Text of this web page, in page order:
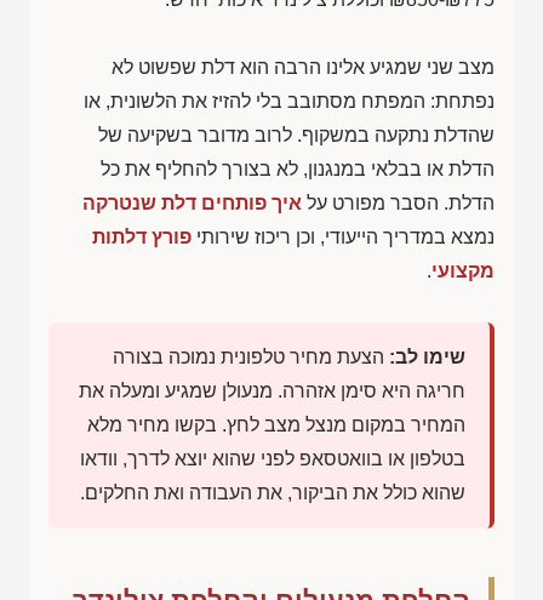
מצב שני שמגיע אלינו הרבה הוא דלת שפשוט לא
נפתחת: המפתח מסתובב בלי להזיז את הלשונית, או
שהדלת נתקעה במשקוף. לרוב מדובר בשקיעה של
הדלת או בבלאי במנגנון, לא בצורך להחליף את כל
הדלת. הסבר מפורט על איך פותחים דלת שנטרקה
נמצא במדריך הייעודי, וכן ריכוז שירותי פורץ דלתות
מקצועי.
שימו לב: הצעת מחיר טלפונית נמוכה בצורה
חריגה היא סימן אזהרה. מנעולן שמגיע ומעלה את
המחיר במקום מנצל מצב לחץ. בקשו מחיר מלא
בטלפון או בוואטסאפ לפני שהוא יוצא לדרך, וודאו
שהוא כולל את הביקור, את העבודה ואת החלקים.